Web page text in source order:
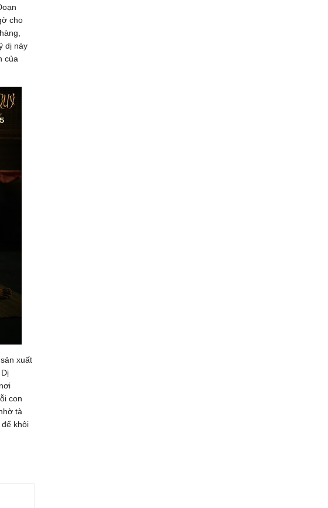
cho
dị này
của
xuất
con
tà
khôi